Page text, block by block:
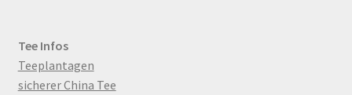
Tee Infos
Teeplantagen
sicherer China Tee